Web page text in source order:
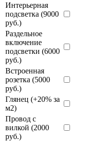
Интерьерная
подсветка (9000
руб.)
Раздельное
включение
подсветки (6000
руб.)
Встроенная
розетка (5000
руб.)
Глянец (+20% за
м2)
Провод с
вилкой (2000
руб.)